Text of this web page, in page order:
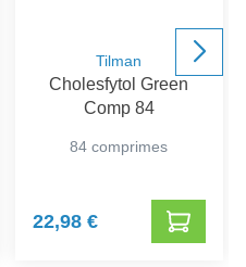
Tilman
Cholesfytol Green
Comp 84
84 comprimes
22,98 €